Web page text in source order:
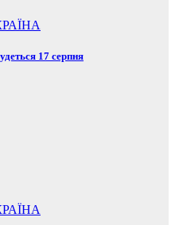
17 серпня